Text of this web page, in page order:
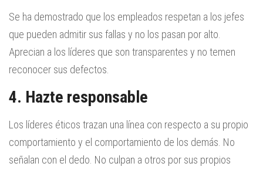
Se ha demostrado que los empleados respetan a los jefes
que pueden admitir sus fallas y no los pasan por alto.
Aprecian a los líderes que son transparentes y no temen
reconocer sus defectos.
4. Hazte responsable
Los líderes éticos trazan una línea con respecto a su propio
comportamiento y el comportamiento de los demás. No
señalan con el dedo. No culpan a otros por sus propios